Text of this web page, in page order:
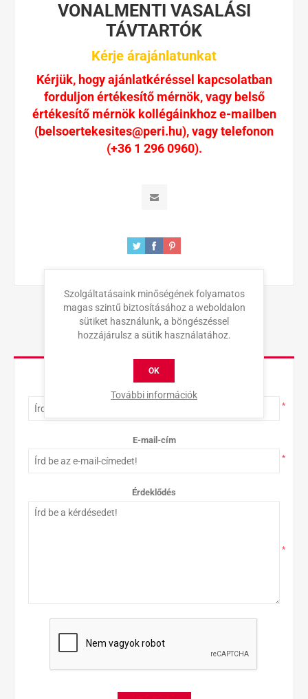
VONALMENTI VASALÁSI
TÁVTARTÓK
Kérje árajánlatunkat
Kérjük, hogy ajánlatkéréssel kapcsolatban
forduljon értékesítő mérnök, vagy belső
értékesítő mérnök kollégáinkhoz e-mailben
(belsoertekesites@peri.hu), vagy telefonon
(+36 1 296 0960).
*
E-mail-cím
*
Érdeklődés
*
Szolgáltatásaink minőségének folyamatos
magas szintű biztosításához a weboldalon
sütiket használunk, a böngészéssel
hozzájárulsz a sütik használatához.
OK
További információk